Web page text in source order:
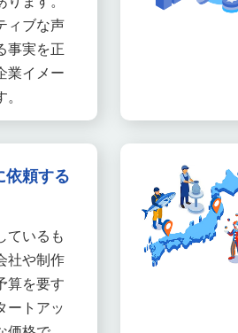
ィブな声
事実を正
業イメー
依頼する
ているも
社や制作
算を要す
ートアッ